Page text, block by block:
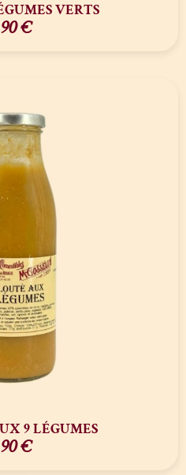
VERTS
€
9 LÉGUMES
€